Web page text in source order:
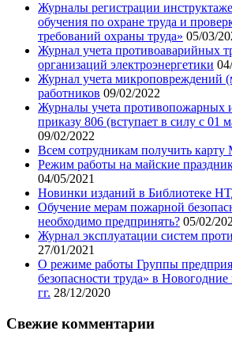
Журналы регистрации
обучения по охране труда и
требований охраны труда» 05/03/
Журнал учета противоаварийных
организаций электроэнергетики
Журнал учета микроповреждений
работников 09/02/2022
Журналы учета противопожарных
приказу 806 (вступает в силу с 01
09/02/2022
Всем сотрудникам получить
Режим работы на майские
04/05/2021
Новинки изданий в Библиотеке
Обучение мерам пожарной
необходимо предпринять? 05/02/
Журнал эксплуатации систем
27/01/2021
О режиме работы Группы
безопасности труда» в
гг. 28/12/2020
Свежие комментарии